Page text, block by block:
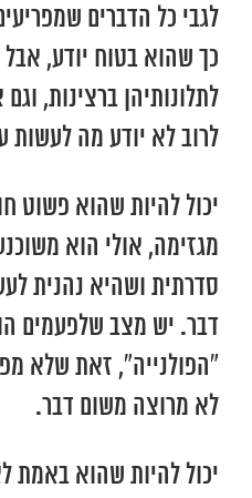
לגבי כל הדברים
כך שהוא בטוח יודע,
לתלונותיהן ברצינות,
לרוב לא יודע מה לעשות
יכול להיות שהוא
מגזימה, אולי הוא
סדרתית ושהיא נהנית
דבר. יש מצב שלפעמים
“הפולנייה”, זאת שלא
לא מרוצה משום דבר.
יכול להיות שהוא באמת